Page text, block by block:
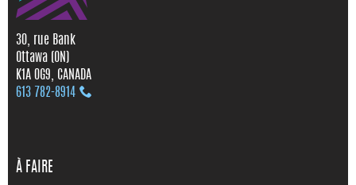
30, rue Bank
Ottawa (ON)
K1A 0G9, CANADA
613 782‑8914
À FAIRE